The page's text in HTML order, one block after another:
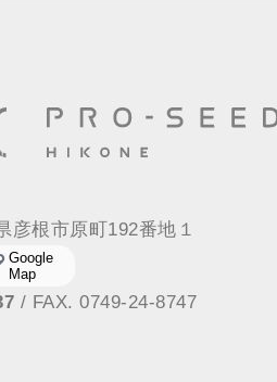
彦根市原町192番地１
Google
Map
/ FAX. 0749-24-8747